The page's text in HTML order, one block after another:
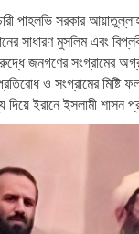
পাহলভি সরকারআয়াতুল্লাহ
সাধারণ মুসলিম এবং
জনগণের সংগ্রামের
ও সংগ্রামের মিষ্টি
ইরানে ইসলামী শাসন